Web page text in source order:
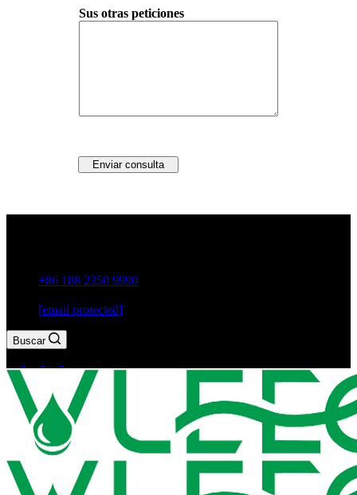
Sus otras peticiones
Enviar consulta
+86 188 2350 9990
[email protected]
Buscar